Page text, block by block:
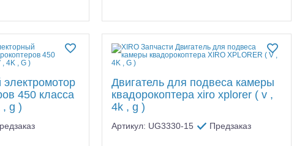
450 класса
, g )
Двигатель для подвеса камеры
квадорокоптера xiro xplorer ( v ,
4k , g )
Артикул: UG3330-15 Предзаказ